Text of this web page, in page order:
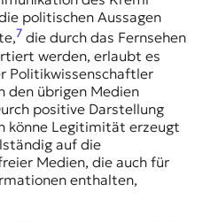
politischen Aussagen
7 die durch das Fernsehen
werden, erlaubt es
Politikwissenschaftler
den übrigen Medien
positive Darstellung
könne Legitimität erzeugt
auf die
Medien, die auch für
enthalten,